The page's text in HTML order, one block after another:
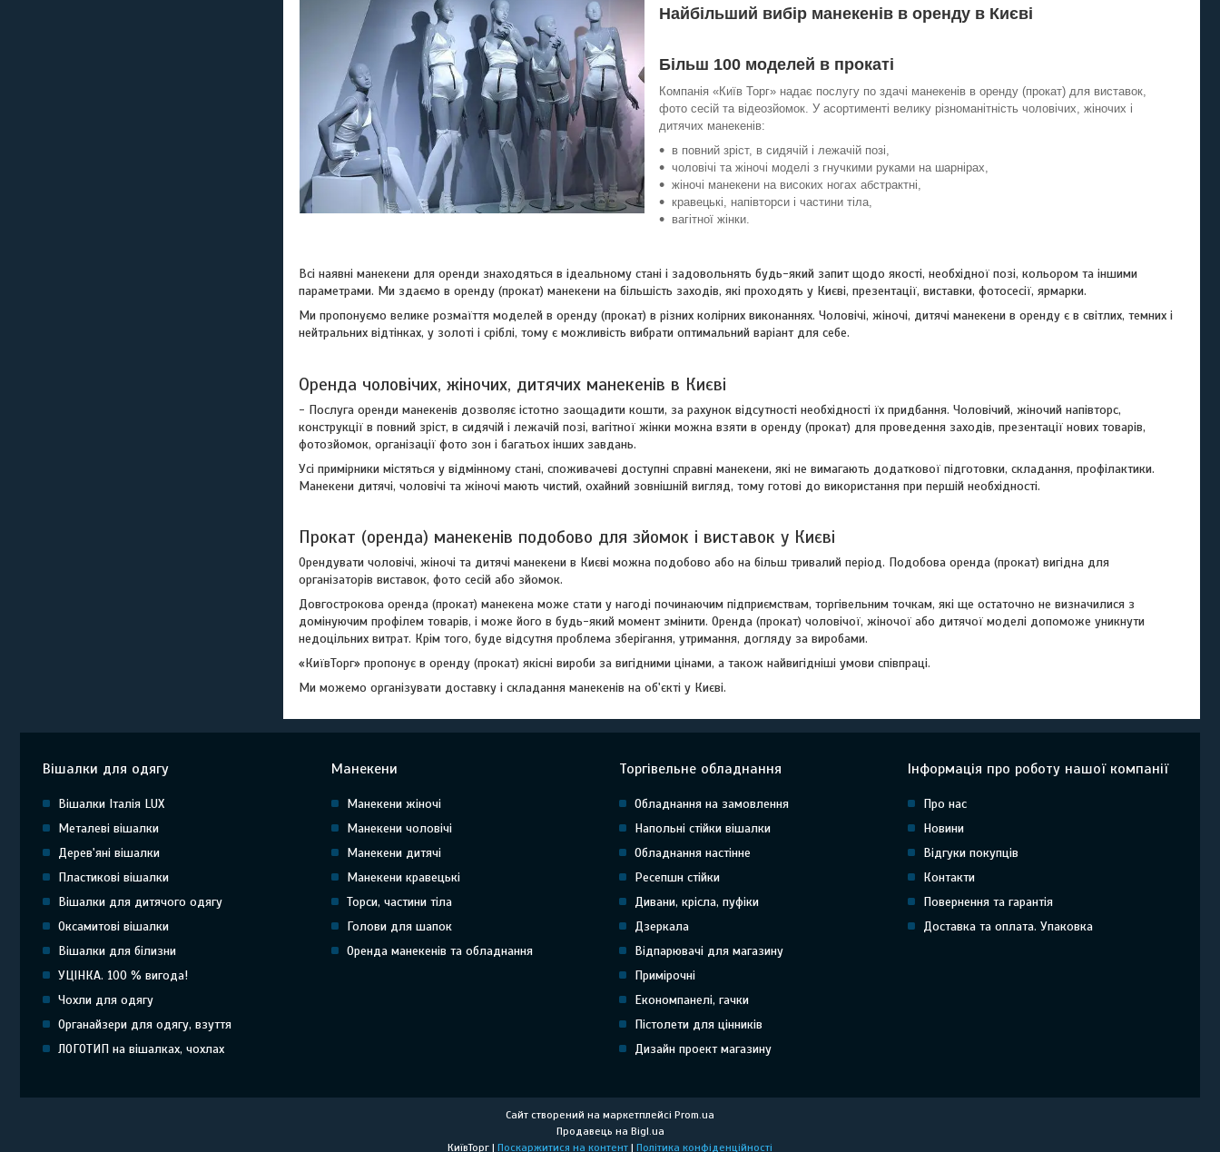
Найбільший вибір манекенів в оренду в Києві
Більш 100 моделей в прокаті
Компанія «Київ Торг» надає послугу по здачі манекенів в оренду (прокат) для виставок,
фото сесій та відеозйомок. У асортименті велику різноманітність чоловічих, жіночих і
дитячих манекенів:
в повний зріст, в сидячій і лежачій позі,
чоловічі та жіночі моделі з гнучкими руками на шарнірах,
жіночі манекени на високих ногах абстрактні,
кравецькі, напівторси і частини тіла,
вагітної жінки.
Всі наявні манекени для оренди знаходяться в ідеальному стані і задовольнять будь-який запит щодо якості, необхідної позі, кольором та іншими
параметрами. Ми здаємо в оренду (прокат) манекени на більшість заходів, які проходять у Києві, презентації, виставки, фотосесії, ярмарки.
Ми пропонуємо велике розмаїття моделей в оренду (прокат) в різних колірних виконаннях. Чоловічі, жіночі, дитячі манекени в оренду є в світлих, темних і
нейтральних відтінках, у золоті і сріблі, тому є можливість вибрати оптимальний варіант для себе.
Оренда чоловічих, жіночих, дитячих манекенів в Києві
- Послуга оренди манекенів дозволяє істотно заощадити кошти, за рахунок відсутності необхідності їх придбання. Чоловічий, жіночий напівторс,
конструкції в повний зріст, в сидячій і лежачій позі, вагітної жінки можна взяти в оренду (прокат) для проведення заходів, презентації нових товарів,
фотозйомок, організації фото зон і багатьох інших завдань.
Усі примірники містяться у відмінному стані, споживачеві доступні справні манекени, які не вимагають додаткової підготовки, складання, профілактики.
Манекени дитячі, чоловічі та жіночі мають чистий, охайний зовнішній вигляд, тому готові до використання при першій необхідності.
Прокат (оренда) манекенів подобово для зйомок і виставок у Києві
Орендувати чоловічі, жіночі та дитячі манекени в Києві можна подобово або на більш тривалий період. Подобова оренда (прокат) вигідна для
організаторів виставок, фото сесій або зйомок.
Довгострокова оренда (прокат) манекена може стати у нагоді починаючим підприємствам, торгівельним точкам, які ще остаточно не визначилися з
домінуючим профілем товарів, і може його в будь-який момент змінити. Оренда (прокат) чоловічої, жіночої або дитячої моделі допоможе уникнути
недоцільних витрат. Крім того, буде відсутня проблема зберігання, утримання, догляду за виробами.
«КиївТорг» пропонує в оренду (прокат) якісні вироби за вигідними цінами, а також найвигідніші умови співпраці.
Ми можемо організувати доставку і складання манекенів на об'єкті у Києві.
Вішалки для одягу
Вішалки Італія LUX
Металеві вішалки
Дерев'яні вішалки
Пластикові вішалки
Вішалки для дитячого одягу
Оксамитові вішалки
Вішалки для білизни
УЦІНКА. 100 % вигода!
Чохли для одягу
Органайзери для одягу, взуття
ЛОГОТИП на вішалках, чохлах
Манекени
Манекени жіночі
Манекени чоловічі
Манекени дитячі
Манекени кравецькі
Торси, частини тіла
Голови для шапок
Оренда манекенів та обладнання
Торгівельне обладнання
Обладнання на замовлення
Напольні стійки вішалки
Обладнання настінне
Ресепшн стійки
Дивани, крісла, пуфіки
Дзеркала
Відпарювачі для магазину
Примірочні
Економпанелі, гачки
Пістолети для цінників
Дизайн проект магазину
Інформація про роботу нашої компанії
Про нас
Новини
Відгуки покупців
Контакти
Повернення та гарантія
Доставка та оплата. Упаковка
Сайт створений на маркетплейсі Prom.ua
Продавець на Bigl.ua
КиївТорг | Поскаржитися на контент | Політика конфіденційності